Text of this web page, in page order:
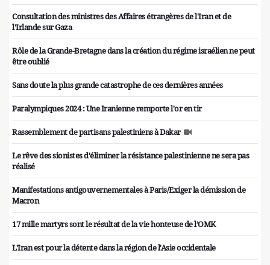
Consultation des ministres des Affaires étrangères de l'Iran et de
l'Irlande sur Gaza
Rôle de la Grande-Bretagne dans la création du régime israélien ne peut
être oublié
Sans doute la plus grande catastrophe de ces dernières années
Paralympiques 2024 : Une Iranienne remporte l'or en tir
Rassemblement de partisans palestiniens à Dakar
Le rêve des sionistes d'éliminer la résistance palestinienne ne sera pas
réalisé
Manifestations antigouvernementales à Paris/Exiger la démission de
Macron
17 mille martyrs sont le résultat de la vie honteuse de l’OMK
L'Iran est pour la détente dans la région de l'Asie occidentale